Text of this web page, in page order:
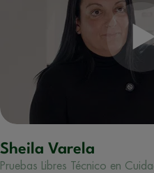
Sheila Varela
Pruebas Libres Técnico en